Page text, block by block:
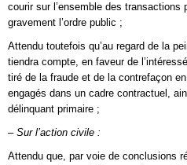
courir sur l’ensemble des
gravement l’ordre public ;
Attendu toutefois qu’au regard de la
tiendra compte, en faveur de
tiré de la fraude et de la contrefaçon
engagés dans un cadre contractuel,
délinquant primaire ;
– Sur l’action civile :
Attendu que, par voie de conclusions